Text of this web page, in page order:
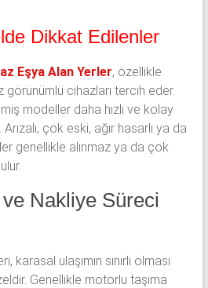
Dikkat Edilenler
Eşya Alan Yerler, özellikle
görünümlü cihazları tercih eder.
modeller daha hızlı ve kolay
Arızalı, çok eski, ağır hasarlı ya da
genellikle alınmaz ya da çok
Nakliye Süreci
karasal ulaşımın sınırlı olması
Genellikle motorlu taşıma